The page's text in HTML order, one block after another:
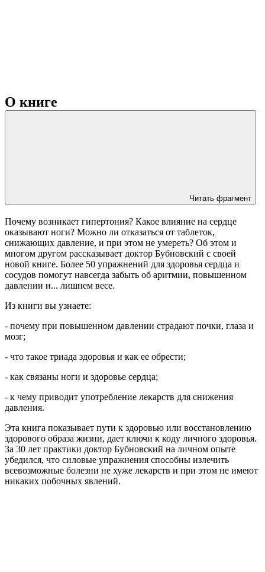
О книге
Читать фрагмент
Почему возникает гипертония? Какое влияние на сердце
оказывают ноги? Можно ли отказаться от таблеток,
снижающих давление, и при этом не умереть? Об этом и
многом другом рассказывает доктор Бубновский с своей
новой книге. Более 50 упражнений для здоровья сердца и
сосудов помогут навсегда забыть об аритмии, повышенном
давлении и... лишнем весе.
Из книги вы узнаете:
- почему при повышенном давлении страдают почки, глаза и
мозг;
- что такое триада здоровья и как ее обрести;
- как связаны ноги и здоровье сердца;
- к чему приводит употребление лекарств для снижения
давления.
Эта книга показывает пути к здоровью или восстановлению
здорового образа жизни, дает ключи к коду личного здоровья.
За 30 лет практики доктор Бубновский на личном опыте
убедился, что силовые упражнения способны излечить
всевозможные болезни не хуже лекарств и при этом не имеют
никаких побочных явлений.